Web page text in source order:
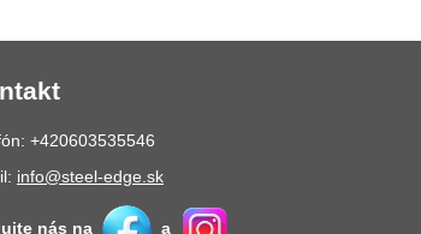
+420603535546
info@steel-edge.sk
nás na a